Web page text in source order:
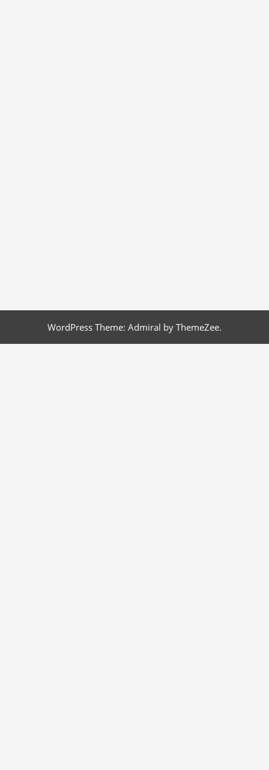
WordPress Theme: Admiral by ThemeZee.